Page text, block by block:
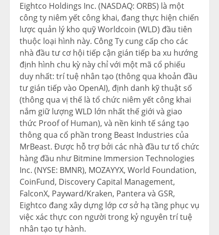
Eightco Holdings Inc. (NASDAQ: ORBS) là một
công ty niêm yết công khai, đang thực hiện chiến
lược quản lý kho quỹ Worldcoin (WLD) đầu tiên
thuộc loại hình này. Công Ty cung cấp cho các
nhà đầu tư cơ hội tiếp cận gián tiếp ba xu hướng
định hình chu kỳ này chỉ với một mã cổ phiếu
duy nhất: trí tuệ nhân tạo (thông qua khoản đầu
tư gián tiếp vào OpenAI), định danh kỹ thuật số
(thông qua vị thế là tổ chức niêm yết công khai
nắm giữ lượng WLD lớn nhất thế giới và giao
thức Proof of Human), và nền kinh tế sáng tạo
thông qua cổ phần trong Beast Industries của
MrBeast. Được hỗ trợ bởi các nhà đầu tư tổ chức
hàng đầu như Bitmine Immersion Technologies
Inc. (NYSE: BMNR), MOZAYYX, World Foundation,
CoinFund, Discovery Capital Management,
FalconX, Payward/Kraken, Pantera và GSR,
Eightco đang xây dựng lớp cơ sở hạ tầng phục vụ
việc xác thực con người trong kỷ nguyên trí tuệ
nhân tạo tự hành.